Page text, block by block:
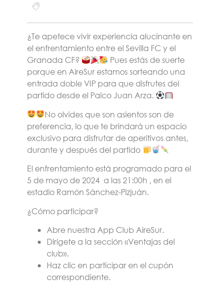
¿Te apetece vivir experiencia alucinante en
el enfrentamiento entre el Sevilla FC y el
Granada CF?
Pues estás de suerte
porque en AireSur estamos sorteando una
entrada doble VIP para que disfrutes del
partido desde el Palco Juan Arza.
No olvides que son asientos son de
preferencia, lo que te brindará un espacio
exclusivo para disfrutar de aperitivos antes,
durante y después del partido
El enfrentamiento está programado para el
5 de mayo de 2024 a las 21:00h , en el
estadio Ramón Sánchez-Pizjuán.
¿Cómo participar?
Abre nuestra App Club AireSur.
Dirígete a la sección «Ventajas del
club».
Haz clic en participar en el cupón
correspondiente.